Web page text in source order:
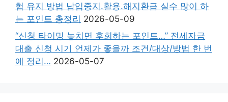
험 유지 방법 납입중지.활용.해지환급 실수 많이 하
는 포인트 총정리 2026-05-09
“신청 타이밍 놓치면 후회하는 포인트…” 전세자금
대출 신청 시기 언제가 좋을까 조건/대상/방법 한 번
에 정리… 2026-05-07